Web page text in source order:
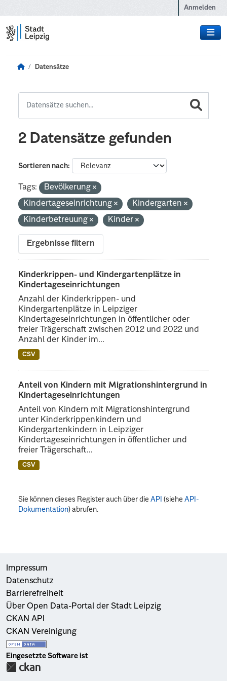
Anmelden
Datensätze
2 Datensätze gefunden
Sortieren nach
Tags:
Bevölkerung
Kindertageseinrichtung
Kindergarten
Kinderbetreuung
Kinder
Ergebnisse filtern
Kinderkrippen- und Kindergartenplätze in
Kindertageseinrichtungen
Anzahl der Kinderkrippen- und
Kindergartenplätze in Leipziger
Kindertageseinrichtungen in öffentlicher oder
freier Trägerschaft zwischen 2012 und 2022 und
Anzahl der Kinder im...
CSV
Anteil von Kindern mit Migrationshintergrund in
Kindertageseinrichtungen
Anteil von Kindern mit Migrationshintergrund
unter Kinderkrippenkindern und
Kindergartenkindern in Leipziger
Kindertageseinrichtungen in öffentlicher und
freier Trägerschaft...
CSV
Sie können dieses Register auch über dieAPI (sieheAPI-
Dokumentation) abrufen.
Impressum
Datenschutz
Barrierefreiheit
Über Open Data-Portal der Stadt Leipzig
CKAN API
CKAN Vereinigung
Eingesetzte Software ist